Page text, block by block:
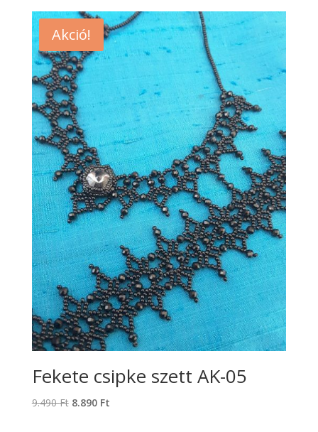
Akció!
Fekete csipke szett AK-05
9.490Ft Original
8.890 FtCurrent